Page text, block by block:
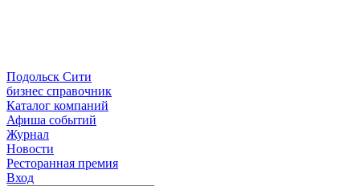
Подольск Сити
бизнес справочник
Каталог компаний
Афиша событий
Журнал
Новости
Ресторанная премия
Вход